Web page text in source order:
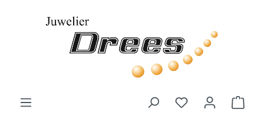
Zum Hauptinhalt springen
Du hast 0